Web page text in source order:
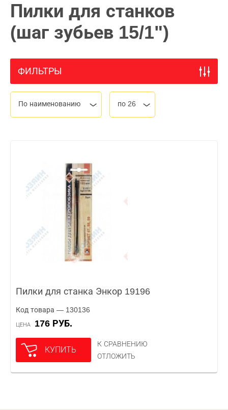
Пилки для станков
(шаг зубьев 15/1")
ФИЛЬТРЫ
По наименованию по 26
Пилки для станка Энкор 19196
Код товара — 130136
ЦЕНА 176 РУБ.
КУПИТЬ
К СРАВНЕНИЮ
ОТЛОЖИТЬ